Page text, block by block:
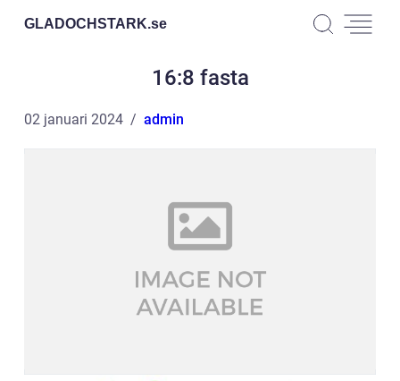
GLADOCHSTARK.se
16:8 fasta
02 januari 2024 admin